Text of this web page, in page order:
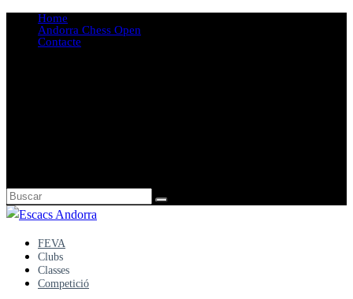
Home
Andorra Chess Open
Contacte
FEVA
Clubs
Classes
Competició